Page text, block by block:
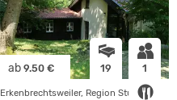
ab 9.50 € 19 1
Erkenbrechtsweiler, Region Stuttgart